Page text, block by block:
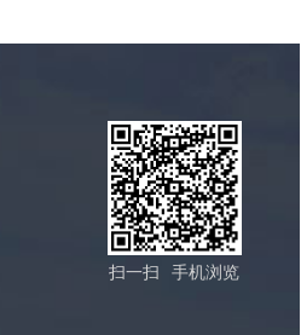
扫一扫 手机浏览